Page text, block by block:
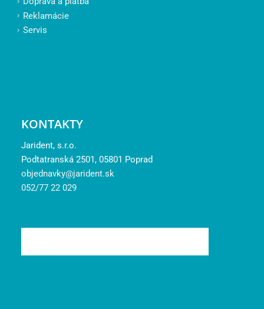
Reklamácie
Servis
KONTAKTY
Jarident, s.r.o.
Podtatranská 2501, 05801 Poprad
objednavky@jarident.sk
052/77 22 029